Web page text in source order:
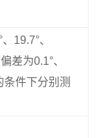
19.7°、
差为0.1°、
条件下分别测